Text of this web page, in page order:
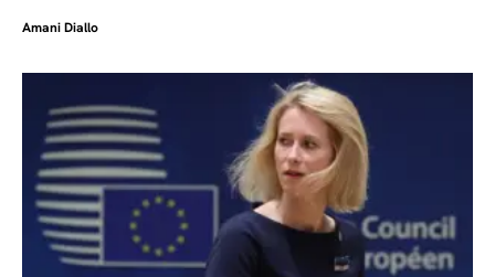
Amani Diallo